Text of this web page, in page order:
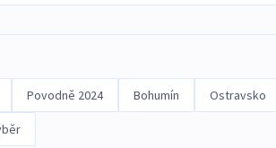
Povodně 2024 Bohumín Ostravsko